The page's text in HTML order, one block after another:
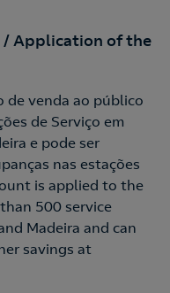
de datos.
/ Application of the
de venda ao público
de Serviço em
e pode ser
nas estações
is applied to the
500 service
Madeira and can
savings at